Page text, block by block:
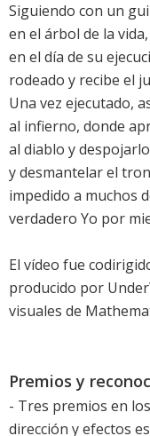
Siguiendo con un
en el árbol de la
en el día de su
rodeado y recibe el
Una vez ejecutado,
al infierno, donde
al diablo y
y desmantelar el
impedido a muchos
verdadero Yo por
El vídeo fue
producido por
visuales de
Premios y
- Tres premios en los
dirección y efectos